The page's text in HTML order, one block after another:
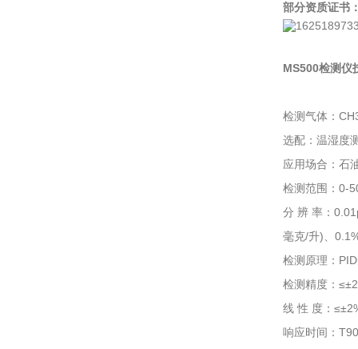
部分资质证书
MS500检测仪
检测气体：
选配：温湿度
应用场合：石
检测范围：0-
分 辨 率：
毫克/升)、
检测原理：
检测精度：
线 性 度：
响应时间：